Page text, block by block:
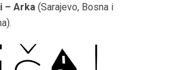
– Arka(Sarajevo, Bosna i